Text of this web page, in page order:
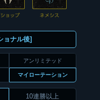
アンリミテッド
マイローテーション
10連勝以上